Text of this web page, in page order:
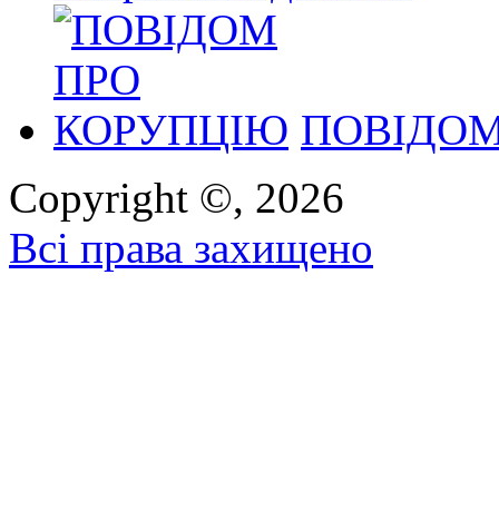
Copyright ©, 2026
Всі права захищено